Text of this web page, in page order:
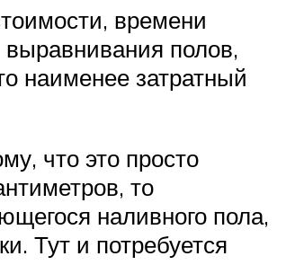
времени
полов,
наименее затратный
что это просто
то
наливного пола,
Тут и потребуется